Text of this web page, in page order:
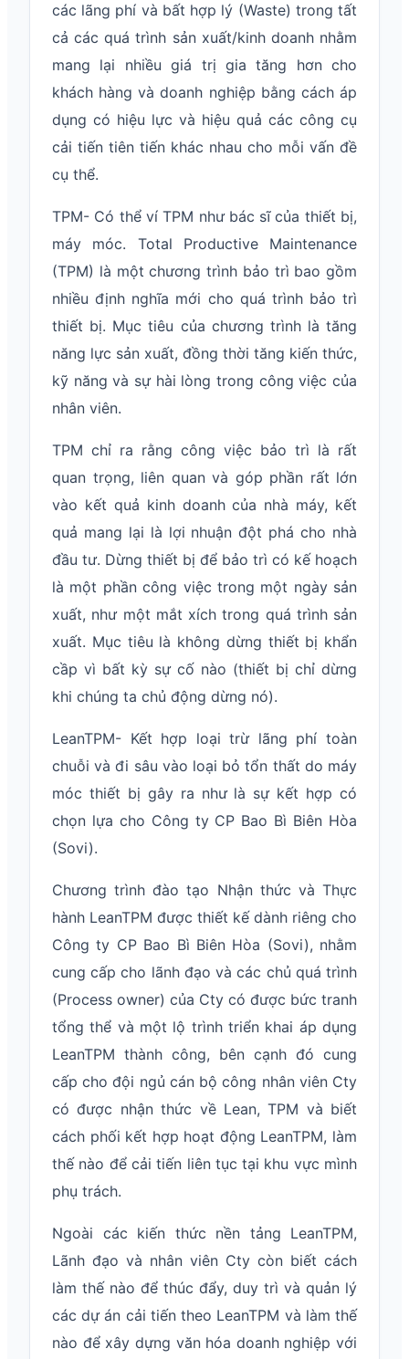
các lãng phí và bất hợp lý (Waste) trong tất
cả các quá trình sản xuất/kinh doanh nhằm
mang lại nhiều giá trị gia tăng hơn cho
khách hàng và doanh nghiệp bằng cách áp
dụng có hiệu lực và hiệu quả các công cụ
cải tiến tiên tiến khác nhau cho mỗi vấn đề
cụ thể.
TPM- Có thể ví TPM như bác sĩ của thiết bị,
máy móc. Total Productive Maintenance
(TPM) là một chương trình bảo trì bao gồm
nhiều định nghĩa mới cho quá trình bảo trì
thiết bị. Mục tiêu của chương trình là tăng
năng lực sản xuất, đồng thời tăng kiến thức,
kỹ năng và sự hài lòng trong công việc của
nhân viên.
TPM chỉ ra rằng công việc bảo trì là rất
quan trọng, liên quan và góp phần rất lớn
vào kết quả kinh doanh của nhà máy, kết
quả mang lại là lợi nhuận đột phá cho nhà
đầu tư. Dừng thiết bị để bảo trì có kế hoạch
là một phần công việc trong một ngày sản
xuất, như một mắt xích trong quá trình sản
xuất. Mục tiêu là không dừng thiết bị khẩn
cầp vì bất kỳ sự cố nào (thiết bị chỉ dừng
khi chúng ta chủ động dừng nó).
LeanTPM- Kết hợp loại trừ lãng phí toàn
chuỗi và đi sâu vào loại bỏ tổn thất do máy
móc thiết bị gây ra như là sự kết hợp có
chọn lựa cho Công ty CP Bao Bì Biên Hòa
(Sovi).
Chương trình đào tạo Nhận thức và Thực
hành LeanTPM được thiết kế dành riêng cho
Công ty CP Bao Bì Biên Hòa (Sovi), nhằm
cung cấp cho lãnh đạo và các chủ quá trình
(Process owner) của Cty có được bức tranh
tổng thể và một lộ trình triển khai áp dụng
LeanTPM thành công, bên cạnh đó cung
cấp cho đội ngủ cán bộ công nhân viên Cty
có được nhận thức về Lean, TPM và biết
cách phối kết hợp hoạt động LeanTPM, làm
thế nào để cải tiến liên tục tại khu vực mình
phụ trách.
Ngoài các kiến thức nền tảng LeanTPM,
Lãnh đạo và nhân viên Cty còn biết cách
làm thế nào để thúc đẩy, duy trì và quản lý
các dự án cải tiến theo LeanTPM và làm thế
nào để xây dựng văn hóa doanh nghiệp với